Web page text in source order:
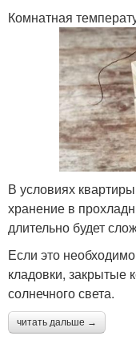
Комнатная
В условиях
хранение в
длительно будет
Если это
кладовки, закрытые
солнечного света.
читать дальше →